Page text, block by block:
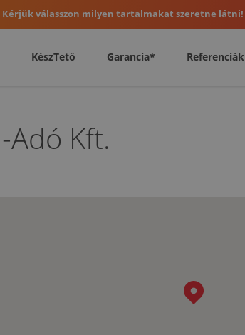
Kérjük válasszon milyen tartalmakat szeretne látni!
KészTető Garancia* Referenciák
Adó Kft.